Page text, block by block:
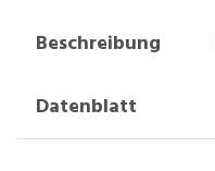
Beschreibung
Datenblatt